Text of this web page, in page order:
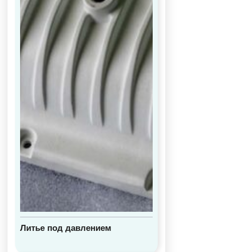
Литье под давлением